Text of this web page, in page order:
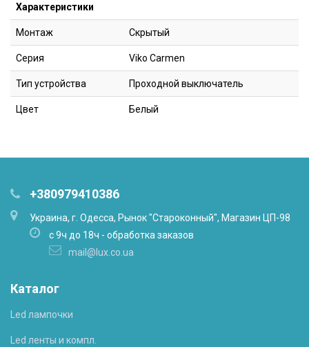
Характеристики
Монтаж Скрытый
Серия Viko Carmen
Тип устройства Проходной выключатель
Цвет Белый
+380979410386
Украина, г. Одесса, Рынок "Староконный", Магазин ЦП-98
с 9ч до 18ч - обработка заказов
mail@lux.co.ua
Каталог
Led лампочки
Led ленты и компл.